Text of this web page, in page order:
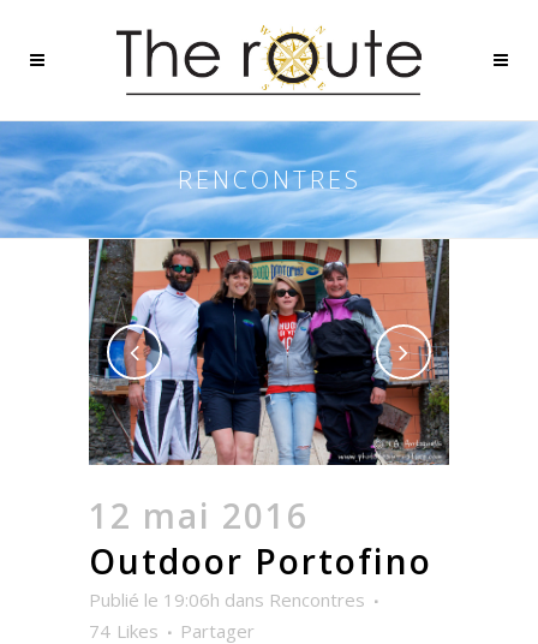
RENCONTRES
12 mai 2016
Outdoor Portofino
Publié le 19:06h dans Rencontres
74 Likes Partager